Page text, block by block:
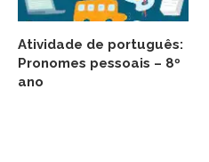
Atividade de português:
Pronomes pessoais – 8º
ano